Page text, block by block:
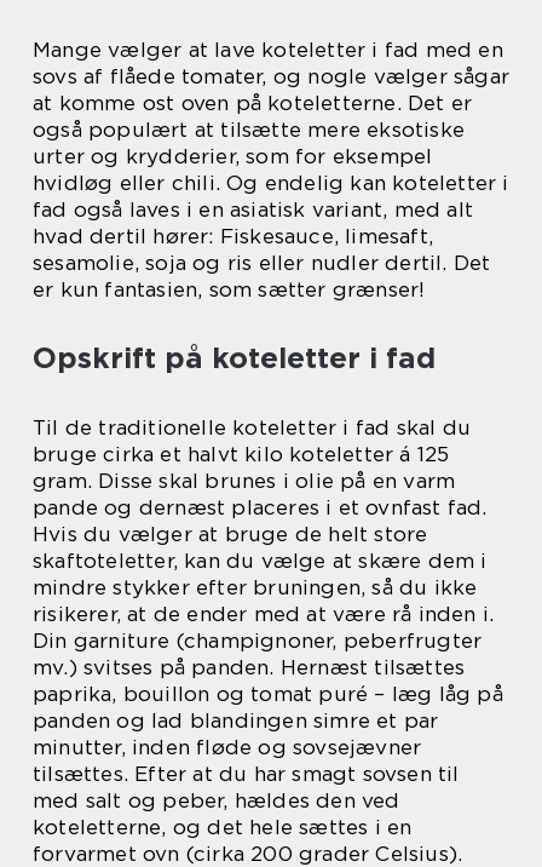
Mange vælger at lave koteletter i fad med en
sovs af flåede tomater, og nogle vælger sågar
at komme ost oven på koteletterne. Det er
også populært at tilsætte mere eksotiske
urter og krydderier, som for eksempel
hvidløg eller chili. Og endelig kan koteletter i
fad også laves i en asiatisk variant, med alt
hvad dertil hører: Fiskesauce, limesaft,
sesamolie, soja og ris eller nudler dertil. Det
er kun fantasien, som sætter grænser!
Opskrift på koteletter i fad
Til de traditionelle koteletter i fad skal du
bruge cirka et halvt kilo koteletter á 125
gram. Disse skal brunes i olie på en varm
pande og dernæst placeres i et ovnfast fad.
Hvis du vælger at bruge de helt store
skaftoteletter, kan du vælge at skære dem i
mindre stykker efter bruningen, så du ikke
risikerer, at de ender med at være rå inden i.
Din garniture (champignoner, peberfrugter
mv.) svitses på panden. Hernæst tilsættes
paprika, bouillon og tomat puré – læg låg på
panden og lad blandingen simre et par
minutter, inden fløde og sovsejævner
tilsættes. Efter at du har smagt sovsen til
med salt og peber, hældes den ved
koteletterne, og det hele sættes i en
forvarmet ovn (cirka 200 grader Celsius).